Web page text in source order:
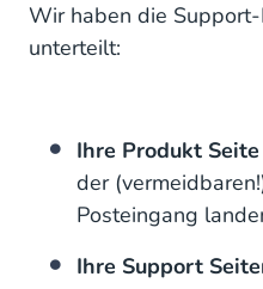
Wir haben die
unterteilt:
Ihre Produkt Seite
der
Posteingang
Ihre Support